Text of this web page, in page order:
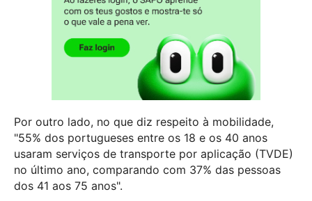
Por outro lado, no que diz respeito à mobilidade,
"55% dos portugueses entre os 18 e os 40 anos
usaram serviços de transporte por aplicação (TVDE)
no último ano, comparando com 37% das pessoas
dos 41 aos 75 anos".